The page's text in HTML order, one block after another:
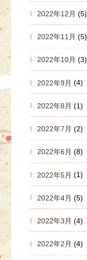
2022年12月 (5)
2022年11月 (5)
2022年10月 (3)
2022年9月 (4)
2022年8月 (1)
2022年7月 (2)
2022年6月 (8)
2022年5月 (1)
2022年4月 (5)
2022年3月 (4)
2022年2月 (4)